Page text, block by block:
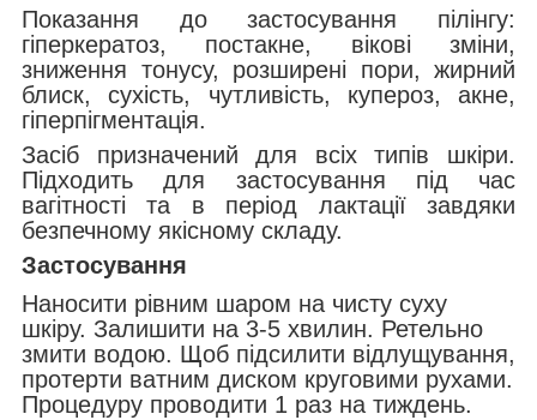
Показання до застосування пілінгу:
гіперкератоз, постакне, вікові зміни,
зниження тонусу, розширені пори, жирний
блиск, сухість, чутливість, купероз, акне,
гіперпігментація.
Засіб призначений для всіх типів шкіри.
Підходить для застосування під час
вагітності та в період лактації завдяки
безпечному якісному складу.
Застосування
Наносити рівним шаром на чисту суху
шкіру. Залишити на 3-5 хвилин. Ретельно
змити водою. Щоб підсилити відлущування,
протерти ватним диском круговими рухами.
Процедуру проводити 1 раз на тиждень.